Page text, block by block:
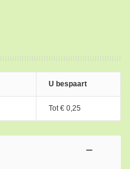
U bespaart
Tot € 0,25